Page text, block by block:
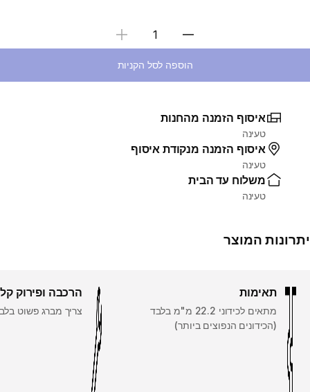
בחירת כמות
הוספה לסל הקניות
איסוף הזמנה מהחנות
טעינה
איסוף הזמנה מנקודת איסוף
טעינה
משלוח עד הבית
טעינה
יתרונות המוצר
תאימות
מתאים לכידוני 22.2 מ"מ בלבד
(הכידונים הנפוצים ביותר)
הרכבה ופירוק
צריך מברג פשוט